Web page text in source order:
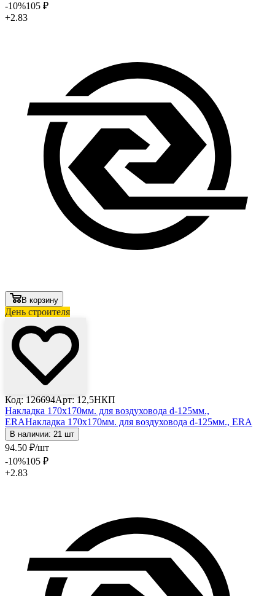
-10%105 ₽
+2.83
В корзину
День строителя
Код: 126694Арт: 12,5НКП
Накладка 170х170мм. для воздуховода d-125мм.,
ERAНакладка 170х170мм. для воздуховода d-125мм., ERA
В наличии: 21 шт
94.50 ₽/шт
-10%105 ₽
+2.83